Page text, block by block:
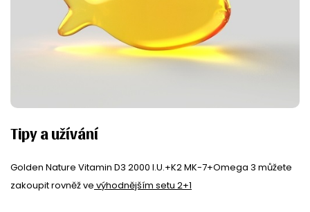
Tipy a užívání
Golden Nature Vitamin D3 2000 I.U.+K2 MK-7+Omega 3 můžete
zakoupit rovněž ve výhodnějším setu 2+1